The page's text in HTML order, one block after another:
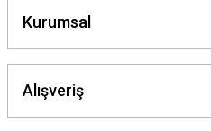
Kurumsal
Alışveriş